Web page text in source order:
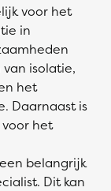
voor het
in
isolatie,
het
Daarnaast is
het
belangrijk
Dit kan